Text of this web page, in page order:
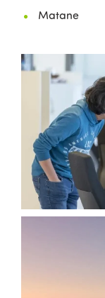
Matane